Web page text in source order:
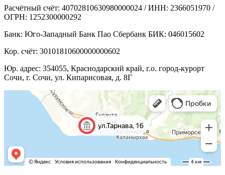
Расчётный счёт: 40702810630980000024 / ИНН: 2366051970 /
ОГРН: 1252300000292
Банк: Юго-Западный Банк Пао Сбербанк БИК: 046015602
Кор. счёт: 30101810600000000602
Юр. адрес: 354055, Краснодарский край, г.о. город-курорт
Сочи, г. Сочи, ул. Кипарисовая, д. 8Г